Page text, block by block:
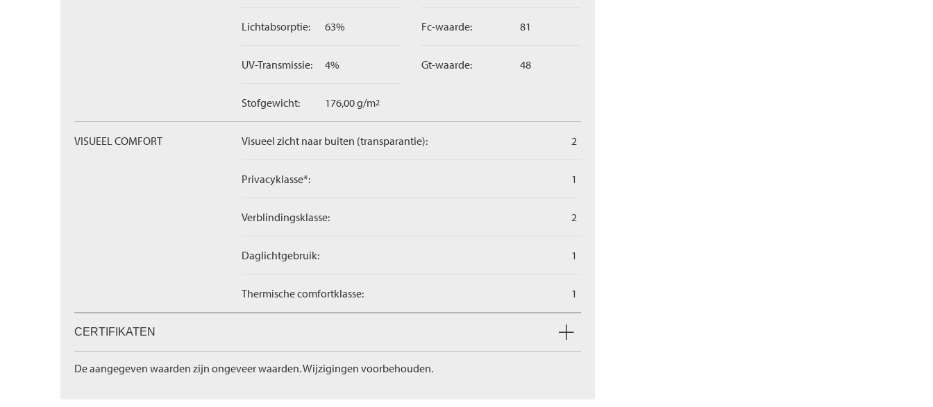
Lichtabsorptie: 63%
UV-Transmissie: 4%
Stofgewicht: 176,00 g/m2
Fc-waarde: 81
Gt-waarde: 48
VISUEEL COMFORT Visueel zicht naar buiten (transparantie): 2
Privacyklasse*: 1
Verblindingsklasse: 2
Daglichtgebruik: 1
Thermische comfortklasse: 1
CERTIFIKATEN
De aangegeven waarden zijn ongeveer waarden. Wijzigingen voorbehouden.